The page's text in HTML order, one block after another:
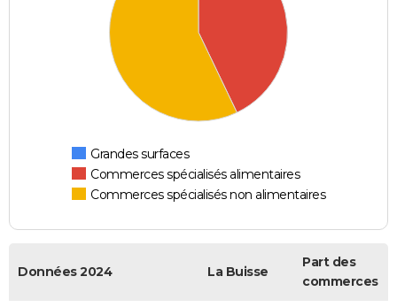
Grandes surfaces
Commerces spécialisés alimentaires
Commerces spécialisés non alimentaires
Données 2024 La Buisse
Part des
commerces